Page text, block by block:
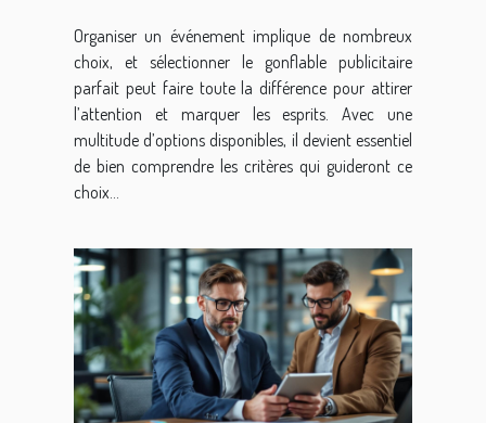
Organiser un événement implique de nombreux
choix, et sélectionner le gonflable publicitaire
parfait peut faire toute la différence pour attirer
l’attention et marquer les esprits. Avec une
multitude d’options disponibles, il devient essentiel
de bien comprendre les critères qui guideront ce
choix...